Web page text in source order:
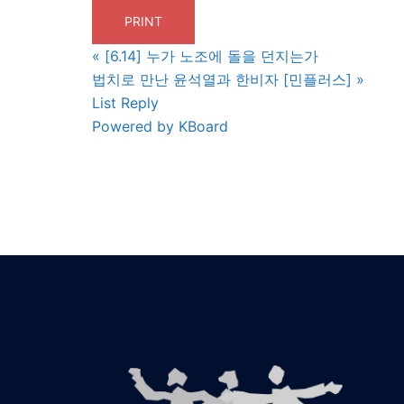
PRINT
« [6.14] 누가 노조에 돌을 던지는가
법치로 만난 윤석열과 한비자 [민플러스] »
List Reply
Powered by KBoard